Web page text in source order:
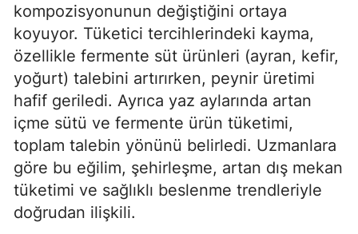
kompozisyonunun değiştiğini ortaya
koyuyor. Tüketici tercihlerindeki kayma,
özellikle fermente süt ürünleri (ayran, kefir,
yoğurt) talebini artırırken, peynir üretimi
hafif geriledi. Ayrıca yaz aylarında artan
içme sütü ve fermente ürün tüketimi,
toplam talebin yönünü belirledi. Uzmanlara
göre bu eğilim, şehirleşme, artan dış mekan
tüketimi ve sağlıklı beslenme trendleriyle
doğrudan ilişkili.